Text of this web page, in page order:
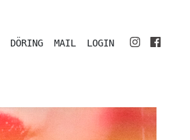
DÖRING MAIL LOGIN